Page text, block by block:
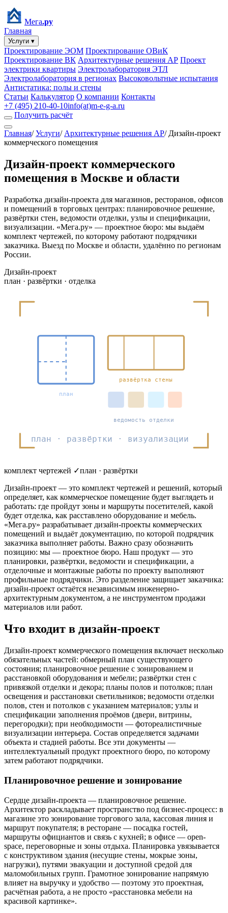
Мега.ру
Главная
Услуги ▾
Проектирование ЭОМ Проектирование ОВиК
Проектирование ВК Архитектурные решения АР Проект
электрики квартиры Электролаборатория ЭТЛ
Электролаборатория в регионах Высоковольтные испытания
Антистатика: полы и стены
Статьи Калькулятор О компании Контакты
+7 (495) 210-40-10info(at)m-e-g-a.ru
Получить расчёт
Главная/ Услуги/ Архитектурные решения АР/Дизайн-проект
коммерческого помещения
Дизайн-проект коммерческого
помещения в Москве и области
Разработка дизайн-проекта для магазинов, ресторанов, офисов
и помещений в торговых центрах: планировочное решение,
развёртки стен, ведомости отделки, узлы и спецификации,
визуализации. «Мега.ру» — проектное бюро: мы выдаём
комплект чертежей, по которому работают подрядчики
заказчика. Выезд по Москве и области, удалённо по регионам
России.
Дизайн-проект
план · развёртки · отделка
план
развёртка стены
ведомость отделки
план · развёртки · визуализации
комплект чертежей ✓план · развёртки
Дизайн-проект — это комплект чертежей и решений, который
определяет, как коммерческое помещение будет выглядеть и
работать: где пройдут зоны и маршруты посетителей, какой
будет отделка, как расставлено оборудование и мебель.
«Мега.ру» разрабатывает дизайн-проекты коммерческих
помещений и выдаёт документацию, по которой подрядчик
заказчика выполняет работы. Важно сразу обозначить
позицию: мы — проектное бюро. Наш продукт — это
планировки, развёртки, ведомости и спецификации, а
отделочные и монтажные работы по проекту выполняют
профильные подрядчики. Это разделение защищает заказчика:
дизайн-проект остаётся независимым инженерно-
архитектурным документом, а не инструментом продажи
материалов или работ.
Что входит в дизайн-проект
Дизайн-проект коммерческого помещения включает несколько
обязательных частей: обмерный план существующего
состояния; планировочное решение с зонированием и
расстановкой оборудования и мебели; развёртки стен с
привязкой отделки и декора; планы полов и потолков; план
освещения и расстановки светильников; ведомости отделки
полов, стен и потолков с указанием материалов; узлы и
спецификации заполнения проёмов (двери, витрины,
перегородки); при необходимости — фотореалистичные
визуализации интерьера. Состав определяется задачами
объекта и стадией работы. Все эти документы —
интеллектуальный продукт проектного бюро, по которому
затем работают подрядчики.
Планировочное решение и зонирование
Сердце дизайн-проекта — планировочное решение.
Архитектор раскладывает пространство под бизнес-процесс: в
магазине это зонирование торгового зала, кассовая линия и
маршрут покупателя; в ресторане — посадка гостей,
маршруты официантов и связь с кухней; в офисе — open-
space, переговорные и зоны отдыха. Планировка увязывается
с конструктивом здания (несущие стены, мокрые зоны,
нагрузки), путями эвакуации и доступной средой для
маломобильных групп. Грамотное зонирование напрямую
влияет на выручку и удобство — поэтому это проектная,
расчётная работа, а не просто «расстановка мебели на
красивой картинке».